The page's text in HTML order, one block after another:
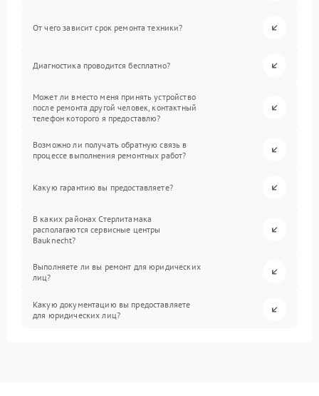
От чего зависит срок ремонта техники?
Диагностика проводится бесплатно?
Может ли вместо меня принять устройство
после ремонта другой человек, контактный
телефон которого я предоставлю?
Возможно ли получать обратную связь в
процессе выполнения ремонтных работ?
Какую гарантию вы предоставляете?
В каких районах Стерлитамака
располагаются сервисные центры
Bauknecht?
Выполняете ли вы ремонт для юридических
лиц?
Какую документацию вы предоставляете
для юридических лиц?